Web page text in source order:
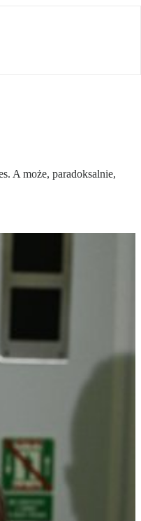
A może, paradoksalnie,